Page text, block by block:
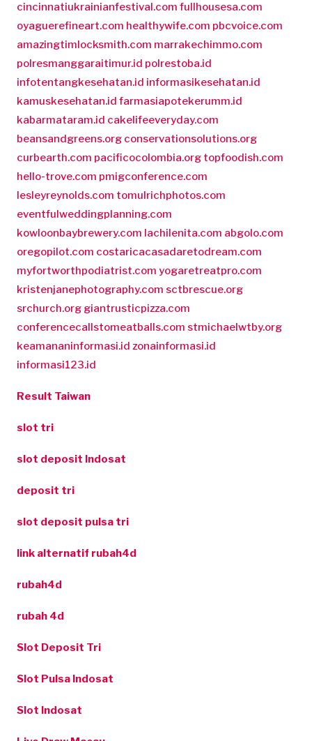
cincinnatiukrainianfestival.com fullhousesa.com
oyaguerefineart.com healthywife.com pbcvoice.com
amazingtimlocksmith.com marrakechimmo.com
polresmanggaraitimur.id polrestoba.id
infotentangkesehatan.id informasikesehatan.id
kamuskesehatan.id farmasiapotekerumm.id
kabarmataram.id cakelifeeveryday.com
beansandgreens.org conservationsolutions.org
curbearth.com pacificocolombia.org topfoodish.com
hello-trove.com pmigconference.com
lesleyreynolds.com tomulrichphotos.com
eventfulweddingplanning.com
kowloonbaybrewery.com lachilenita.com abgolo.com
oregopilot.com costaricacasadaretodream.com
myfortworthpodiatrist.com yogaretreatpro.com
kristenjanephotography.com sctbrescue.org
srchurch.org giantrusticpizza.com
conferencecallstomeatballs.com stmichaelwtby.org
keamananinformasi.id zonainformasi.id
informasi123.id
Result Taiwan
slot tri
slot deposit Indosat
deposit tri
slot deposit pulsa tri
link alternatif rubah4d
rubah4d
rubah 4d
Slot Deposit Tri
Slot Pulsa Indosat
Slot Indosat